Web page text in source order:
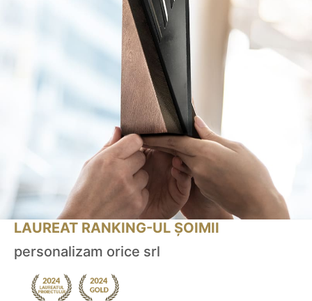
LAUREAT RANKING-UL ȘOIMII
personalizam orice srl